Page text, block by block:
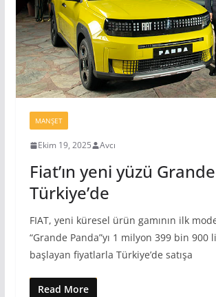
MANŞET
Ekim 19, 2025 Avcı
Fiat’ın yeni yüzü
Türkiye’de
FIAT, yeni küresel ürün gamının ilk
“Grande Panda”yı 1 milyon 399 bin 900
başlayan fiyatlarla Türkiye’de satışa
Read More